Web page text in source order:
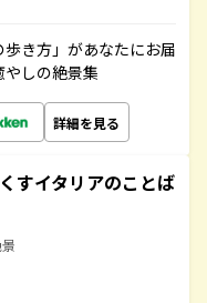
き方」があなたにお届
しの絶景集
詳細を見る
すイタリアのことば